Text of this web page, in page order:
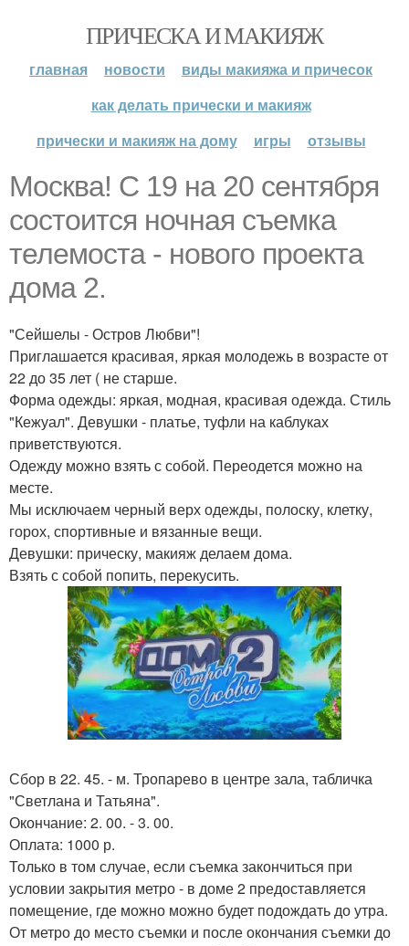
ПРИЧЕСКА И МАКИЯЖ
главная новости
виды макияжа и причесок
как делать прически и макияж
прически и макияж на дому
игры отзывы
Москва! С 19 на 20 сентября
состоится ночная съемка
телемоста - нового проекта
дома 2.
"Сейшелы - Остров Любви"!
Приглашается красивая, яркая молодежь в возрасте от
22 до 35 лет ( не старше.
Форма одежды: яркая, модная, красивая одежда. Стиль
"Кежуал". Девушки - платье, туфли на каблуках
приветствуются.
Одежду можно взять с собой. Переодется можно на
месте.
Мы исключаем черный верх одежды, полоску, клетку,
горох, спортивные и вязанные вещи.
Девушки: прическу, макияж делаем дома.
Взять с собой попить, перекусить.
Сбор в 22. 45. - м. Тропарево в центре зала, табличка
"Светлана и Татьяна".
Окончание: 2. 00. - 3. 00.
Оплата: 1000 р.
Только в том случае, если съемка закончиться при
условии закрытия метро - в доме 2 предоставляется
помещение, где можно можно будет подождать до утра.
От метро до место съемки и после окончания съемки до